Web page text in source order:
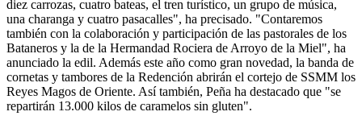
diez carrozas, cuatro bateas, el tren turístico, un grupo de música,
una charanga y cuatro pasacalles", ha precisado. "Contaremos
también con la colaboración y participación de las pastorales de los
Bataneros y la de la Hermandad Rociera de Arroyo de la Miel", ha
anunciado la edil. Además este año como gran novedad, la banda de
cornetas y tambores de la Redención abrirán el cortejo de SSMM los
Reyes Magos de Oriente. Así también, Peña ha destacado que "se
repartirán 13.000 kilos de caramelos sin gluten".